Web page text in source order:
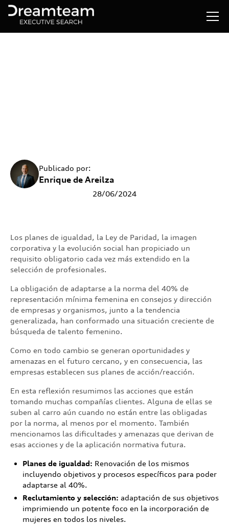
Publicado por:
Enrique de Areilza
28/06/2024
Los planes de igualdad, la Ley de Paridad, la imagen
corporativa y la evolución social han propiciado un
requisito obligatorio cada vez más extendido en la
selección de profesionales.
La obligación de adaptarse a la norma del 40% de
representación mínima femenina en consejos y dirección
de empresas y organismos, junto a la tendencia
generalizada, han conformado una situación creciente de
búsqueda de talento femenino.
Como en todo cambio se generan oportunidades y
amenazas en el futuro cercano, y en consecuencia, las
empresas establecen sus planes de acción/reacción.
En esta reflexión resumimos las acciones que están
tomando muchas compañías clientes. Alguna de ellas se
suben al carro aún cuando no están entre las obligadas
por la norma, al menos por el momento. También
mencionamos las dificultades y amenazas que derivan de
esas acciones y de la aplicación normativa futura.
Planes de igualdad: Renovación de los mismos
incluyendo objetivos y procesos específicos para poder
adaptarse al 40%.
Reclutamiento y selección: adaptación de sus objetivos
imprimiendo un potente foco en la incorporación de
mujeres en todos los niveles.